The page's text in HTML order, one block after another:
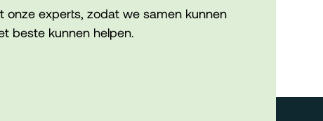
onze experts, zodat we samen kunnen
beste kunnen helpen.